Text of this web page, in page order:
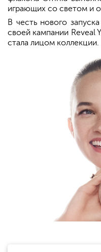
играющих со светом и
В честь нового запуска
своей кампании Reveal
стала лицом коллекции.